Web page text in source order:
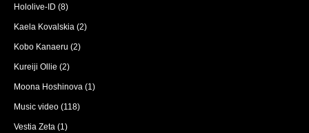
Hololive-ID (8)
Kaela Kovalskia (2)
Kobo Kanaeru (2)
Kureiji Ollie (2)
Moona Hoshinova (1)
Music video (118)
Vestia Zeta (1)